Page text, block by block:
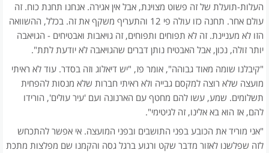
העלות-תועלת של זה פשוט מצוינת, אבל אין אגירה. אנחנו תחנת כוח. זה
עולם אחר. תחנה כזו עולה פי 12 והתעריף משקף את זה. בכלל, ההשוואה
הזו לא מעניינת. זה לא תפוחים ותפוחים, זה גויאבות ואבטיחים - הגויאבה
יותר זולה, נכון, אבל האבטיח נותן דברים שהגויאבה לא יודעת לתת".
"קיבלנו שומה מאוד גבוהה", אומר פז, "יש דיאלוג וזה בסדר. עוד לא ראיתי
מועצה שלא רוצה למקסם גבייה ולא ראיתי חברות שלא מנסות להפחית
תשלומים. שמע, עשו להם מחטף עם הארנונה ועם 'עיר עולים', הורידו
להם, אז הוא בא אלינו, זה לגיטימי".
"אני מוריד את הכובע בפני התושבים ובפני המועצה. אי אפשר להתכחש
לזה שפלשנו לאזור מדבר שקט ורגוע ברגל גסה והקמנו שם מפלצות מתכת